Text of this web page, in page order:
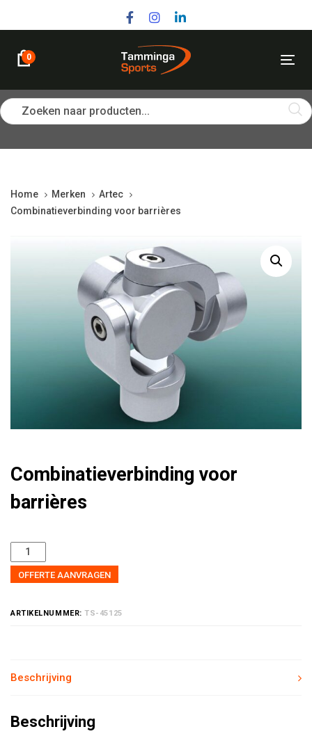
navigation
content
0
Zoeken naar producten...
Home Merken
Artec
Combinatieverbinding voor barrières
Combinatieverbinding voor
barrières
OFFERTE AANVRAGEN
ARTIKELNUMMER:TS-45125
Beschrijving
Beschrijving